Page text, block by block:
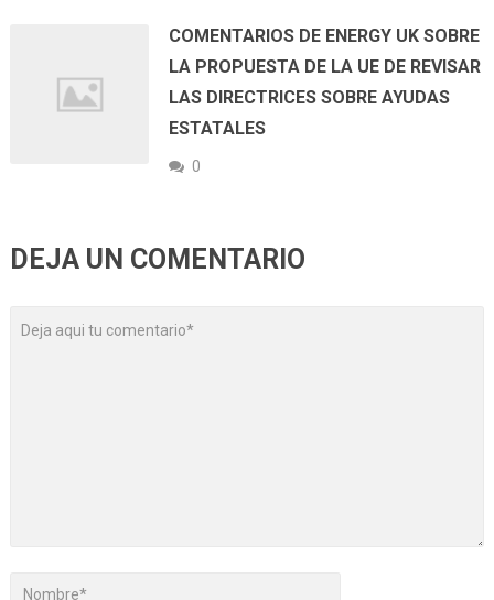
COMENTARIOS DE ENERGY UK SOBRE
LA PROPUESTA DE LA UE DE REVISAR
LAS DIRECTRICES SOBRE AYUDAS
ESTATALES
0
DEJA UN COMENTARIO